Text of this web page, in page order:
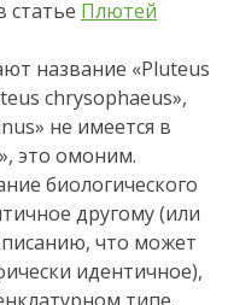
статье Плютей
название «Pluteus
chrysophaeus»,
не имеется в
это омоним.
биологического
другому (или
что может
идентичное),